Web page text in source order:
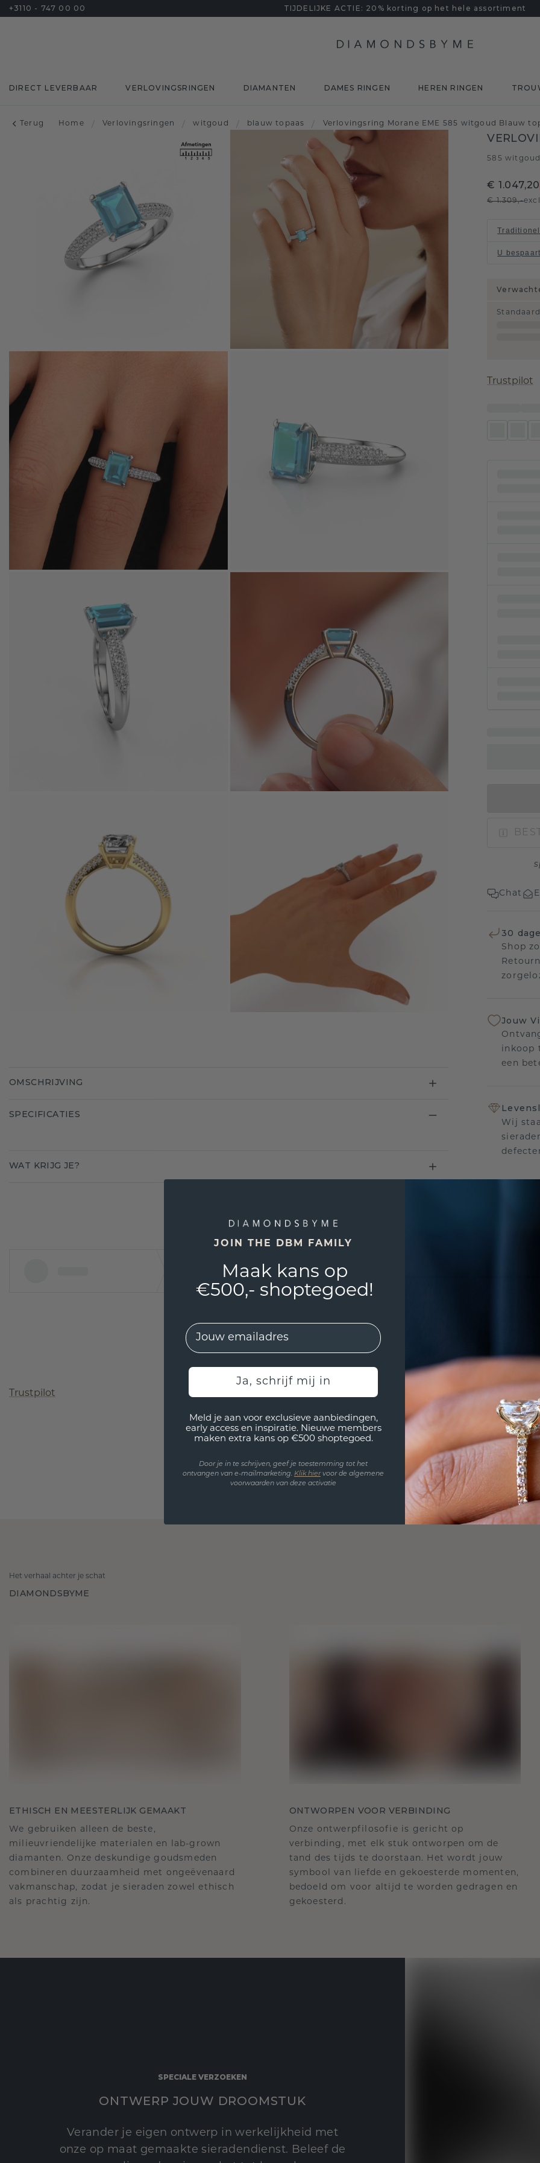
+3110 - 747 00 00 TIJDELIJKE ACTIE: 20% korting op het hele assortiment
DIRECT LEVERBAAR VERLOVINGSRINGEN DIAMANTEN DAMES RINGEN HEREN RINGEN
Terug Home / Verlovingsringen / witgoud / blauw topaas / Verlovingsring Morane EME 585 witgoud Blauw
585 witgoud
€ 1.047,20
€ 1.309,-
U bespaart
Standaard
Trustpilot
Chat
30
Shop
Jouw
inkoop
een
Wij
Wil jij
OMSCHRIJVING
SPECIFICATIES
WAT KRIJG JE?
Trustpilot
Het verhaal achter je schat
DIAMONDSBYME
ETHISCH EN MEESTERLIJK GEMAAKT
We gebruiken alleen de beste,
milieuvriendelijke materialen en lab-grown
diamanten. Onze deskundige goudsmeden
combineren duurzaamheid met ongeëvenaard
vakmanschap, zodat je sieraden zowel ethisch
als prachtig zijn.
ONTWORPEN VOOR VERBINDING
Onze ontwerpfilosofie is gericht op
verbinding, met elk stuk ontworpen om de
tand des tijds te doorstaan. Het wordt jouw
symbool van liefde en gekoesterde momenten,
bedoeld om voor altijd te worden gedragen en
gekoesterd.
SPECIALE VERZOEKEN
ONTWERP JOUW DROOMSTUK
Verander je eigen ontwerp in werkelijkheid met
onze op maat gemaakte sieradendienst. Beleef de
JOIN THE DBM FAMILY
Maak kans op
€500,- shoptegoed!
EMail
Ja, schrijf mij in
Meld je aan voor exclusieve aanbiedingen,
early access en inspiratie. Nieuwe members
maken extra kans op €500 shoptegoed.
Door je in te schrijven, geef je toestemming tot het
ontvangen van e-mailmarketing. Klik hiervoor de algemene
voorwaarden van deze activatie